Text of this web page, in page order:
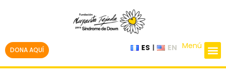
Menú
ES EN
DONA AQUÍ